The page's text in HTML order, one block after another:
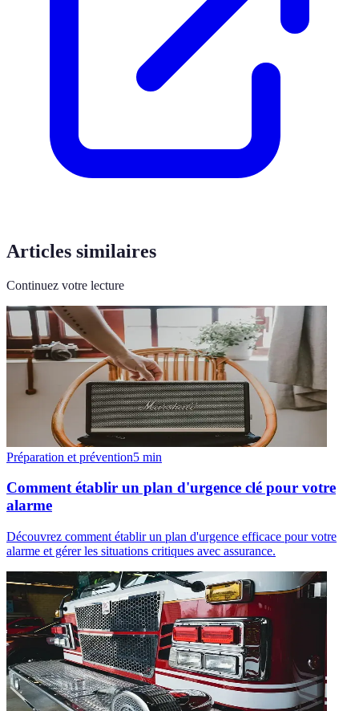
Articles similaires
Continuez votre lecture
Préparation et prévention5 min
Comment établir un plan d'urgence clé pour votre
alarme
Découvrez comment établir un plan d'urgence efficace pour votre
alarme et gérer les situations critiques avec assurance.